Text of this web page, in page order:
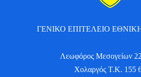
ΓΕΝΙΚΟ ΕΠΙΤΕΛΕΙΟ
Λεωφόρος Μεσογείων
Χολαργός Τ.Κ. 155